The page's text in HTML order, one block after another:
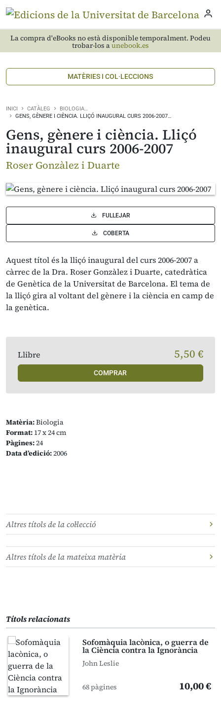
La compra d'eBooks no està disponible temporalment. Podeu
trobar-los aunebook.es
MATÈRIES I COL·LECCIONS
INICI CATÀLEG
BIOLOGIA…
GENS, GÈNERE I CIÈNCIA. LLIÇÓ INAUGURAL CURS 2006-2007…
Gens, gènere i ciència. Lliçó
inaugural curs 2006-2007
Roser Gonzàlez i Duarte
FULLEJAR
COBERTA
Aquest títol és la lliçó inaugural del curs 2006-2007 a
càrrec de la Dra. Roser Gonzàlez i Duarte, catedràtica
de Genètica de la Universitat de Barcelona. El tema de
la lliçó gira al voltant del gènere i la ciència en camp de
la genètica.
Matèria:Biologia
Format: 17 x 24 cm
Pàgines:24
Data d’edició:2006
Llibre 5,50 €
COMPRAR
Altres títols de la col·lecció
Altres títols de la mateixa matèria
Títols relacionats
Sofomàquia lacònica, o guerra de
la Ciència contra la Ignorància
John Leslie
68 pàgines 10,00 €